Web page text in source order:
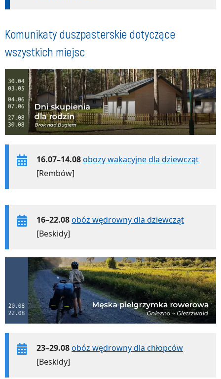
Komunikaty duszpasterskie dotyczące
wszystkich miejsc
16.07–14.08obozy wakacyjne dla dziewcząt
[Rembów]
16–22.08obóz wędrowny dla dziewcząt
[Beskidy]
23–29.08obóz wędrowny dla chłopców
[Beskidy]